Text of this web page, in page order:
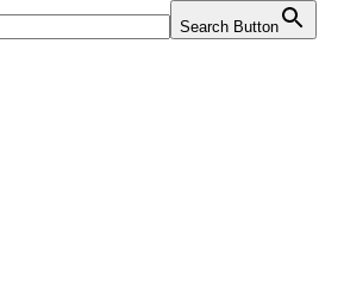
Search Button